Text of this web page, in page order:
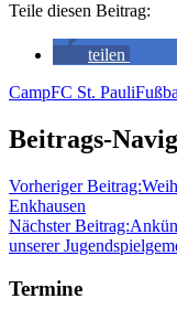
Teile diesen Beitrag:
teilen
CampFC St. Pauli
Beitrags-
Vorheriger Beitrag:
Enkhausen
Nächster Beitrag:
unserer
Termine